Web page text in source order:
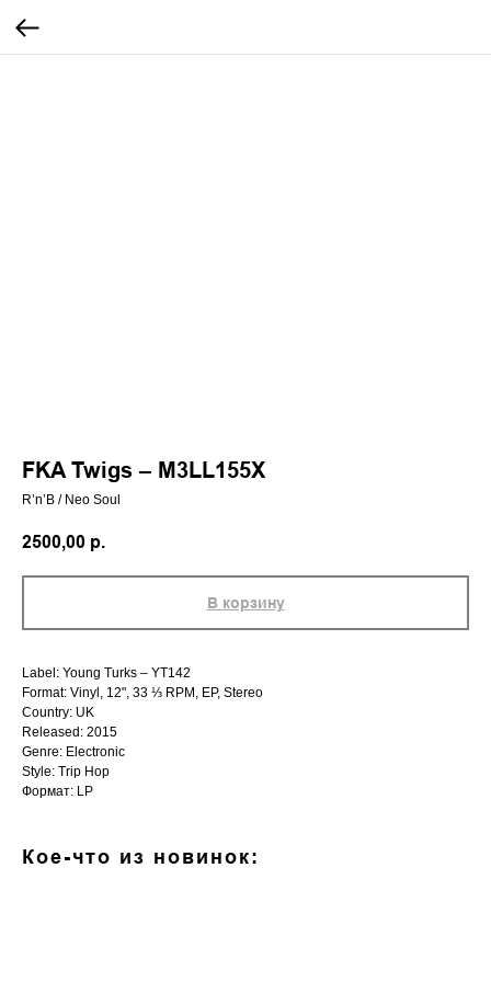
FKA Twigs – M3LL155X
R’n’B / Neo Soul
2500,00 р.
В корзину
Label: Young Turks – YT142
Format: Vinyl, 12", 33 ⅓ RPM, EP, Stereo
Country: UK
Released: 2015
Genre: Electronic
Style: Trip Hop
Формат: LP
Кое-что из новинок: